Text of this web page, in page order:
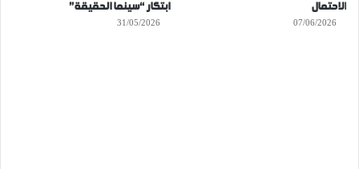
الاحتمال
07/06/2026
ابتكار “سينما الحقيقة”
31/05/2026